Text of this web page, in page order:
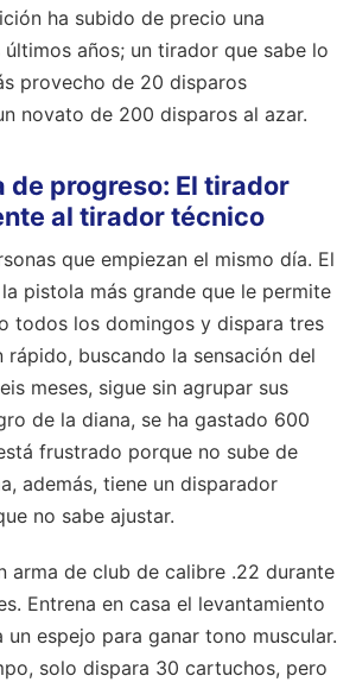
ha subido de precio una
años; un tirador que sabe lo
provecho de 20 disparos
novato de 200 disparos al azar.
de progreso: El tirador
al tirador técnico
que empiezan el mismo día. El
pistola más grande que le permite
todos los domingos y dispara tres
rápido, buscando la sensación del
meses, sigue sin agrupar sus
de la diana, se ha gastado 600
frustrado porque no sube de
además, tiene un disparador
no sabe ajustar.
arma de club de calibre .22 durante
Entrena en casa el levantamiento
espejo para ganar tono muscular.
solo dispara 30 cartuchos, pero